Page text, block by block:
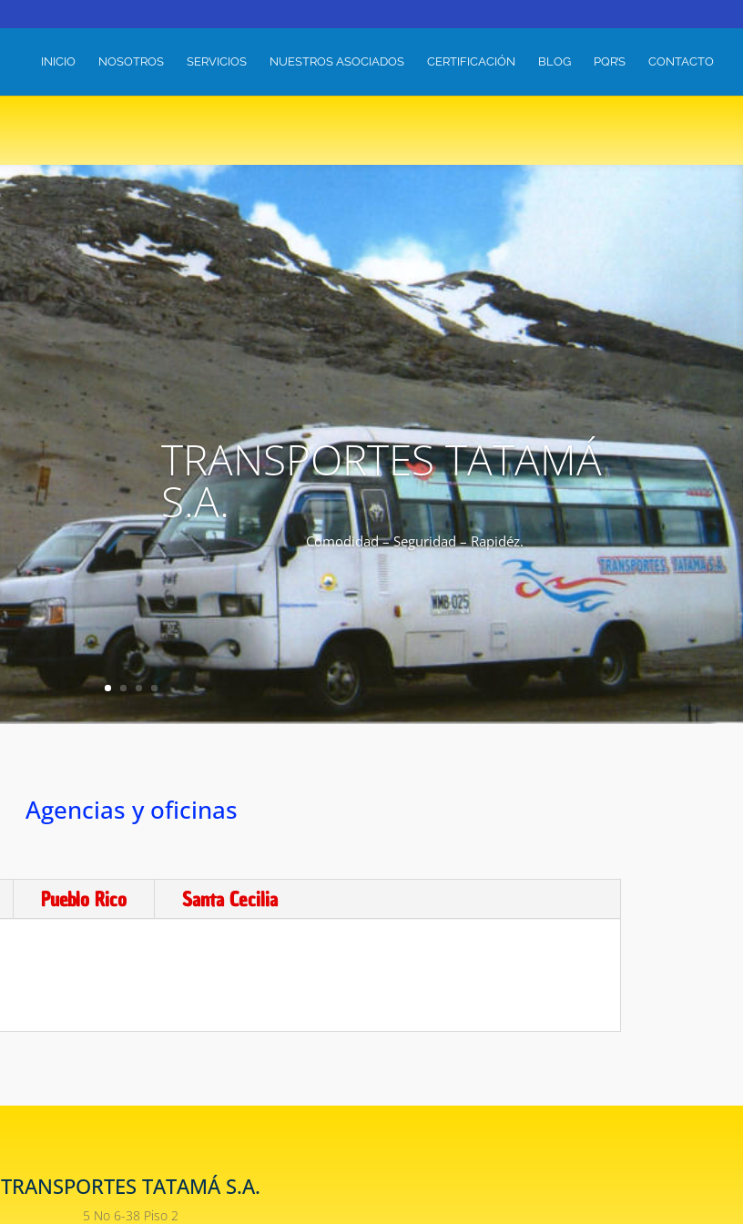
INICIO NOSOTROS SERVICIOS NUESTROS ASOCIADOS CERTIFICACIÓN BLOG PQR’S CONTACTO
TRANSPORTES TATAMÁ
S.A.
Comodidad – Seguridad – Rapidéz.
Agencias y oficinas
Pueblo Rico Santa Cecilia
TRANSPORTES TATAMÁ S.A.
5 No 6-38 Piso 2